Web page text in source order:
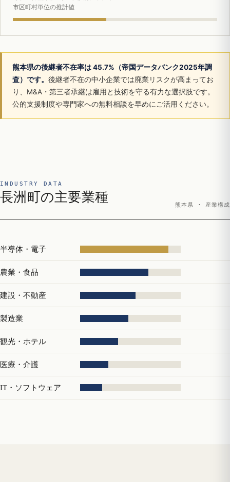
市区町村単位の推計値
熊本県の後継者不在率は 45.7%（帝国データバンク2025年調
査）です。 後継者不在の中小企業では廃業リスクが高まってお
り、M&A・第三者承継は雇用と技術を守る有力な選択肢です。
公的支援制度や専門家への無料相談を早めにご活用ください。
INDUSTRY DATA
長洲町の主要業種
熊本県 · 産業構成
半導体・電子
農業・食品
建設・不動産
製造業
観光・ホテル
医療・介護
IT・ソフトウェア